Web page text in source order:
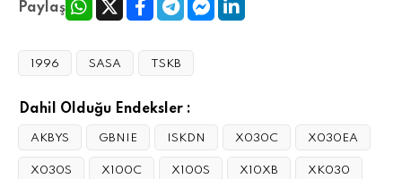
Paylaş
1996 SASA TSKB
Dahil Olduğu Endeksler :
AKBYS GBNIE ISKDN X030C X030EA
X030S X100C X100S X10XB XK030